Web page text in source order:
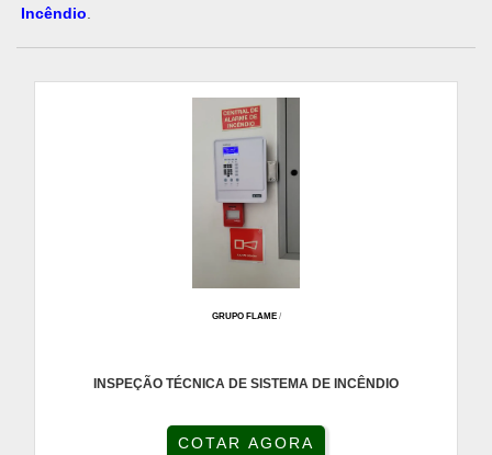
Incêndio
GRUPO FLAME/
INSPEÇÃO TÉCNICA DE SISTEMA DE INCÊNDIO
COTAR AGORA